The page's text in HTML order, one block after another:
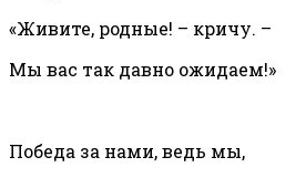
«Живите, родные! – кричу. –
Мы вас так давно ожидаем!»
Победа за нами, ведь мы,